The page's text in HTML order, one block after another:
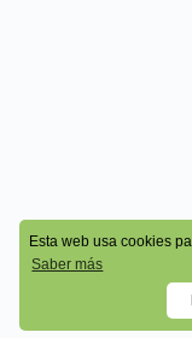
Esta web usa cookies
Saber más
©